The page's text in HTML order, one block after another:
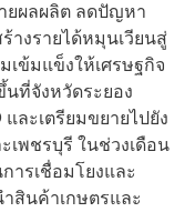
ายผลผลิต ลดปัญหา
างรายได้หมุนเวียนสู่
ข้มแข็งให้เศรษฐกิจ
ที่จังหวัดระยอง
ละเตรียมขยายไปยัง
พชรบุรี ในช่วงเดือน
ารเชื่อมโยงและ
สินค้าเกษตรและ